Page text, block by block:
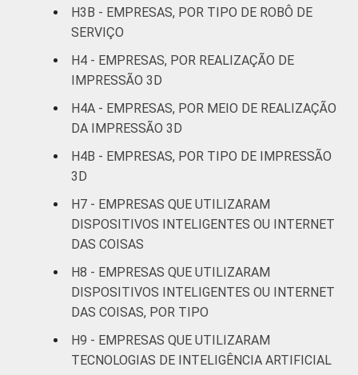
Atividades
atividades
profissionais,
técnicas,
atividades
administrativas
1 50
Artes, cultura,
recreação,
outras
atividades de
0
Fonte: CGI.br/NIC.br, Centro Regional de
H3B - EMPRESAS, POR TIPO DE ROBÔ DE
SERVIÇO
H4 - EMPRESAS, POR REALIZAÇÃO DE
IMPRESSÃO 3D
H4A - EMPRESAS, POR MEIO DE REALIZAÇÃO
DA IMPRESSÃO 3D
H4B - EMPRESAS, POR TIPO DE IMPRESSÃO
3D
H7 - EMPRESAS QUE UTILIZARAM
DISPOSITIVOS INTELIGENTES OU INTERNET
DAS COISAS
H8 - EMPRESAS QUE UTILIZARAM
DISPOSITIVOS INTELIGENTES OU INTERNET
DAS COISAS, POR TIPO
H9 - EMPRESAS QUE UTILIZARAM
TECNOLOGIAS DE INTELIGÊNCIA ARTIFICIAL